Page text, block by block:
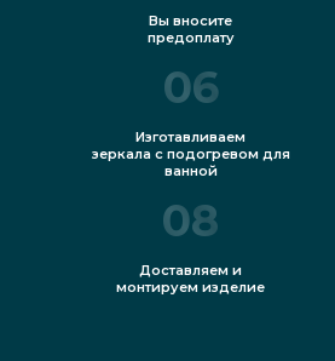
Вы вносите
предоплату
06
Изготавливаем
зеркала с подогревом для
ванной
08
Доставляем и
монтируем изделие